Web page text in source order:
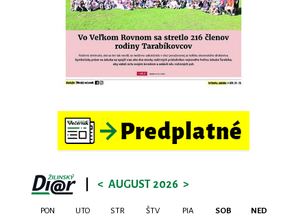
< AUGUST 2026 >
PON UTO STR ŠTV PIA SOB NED